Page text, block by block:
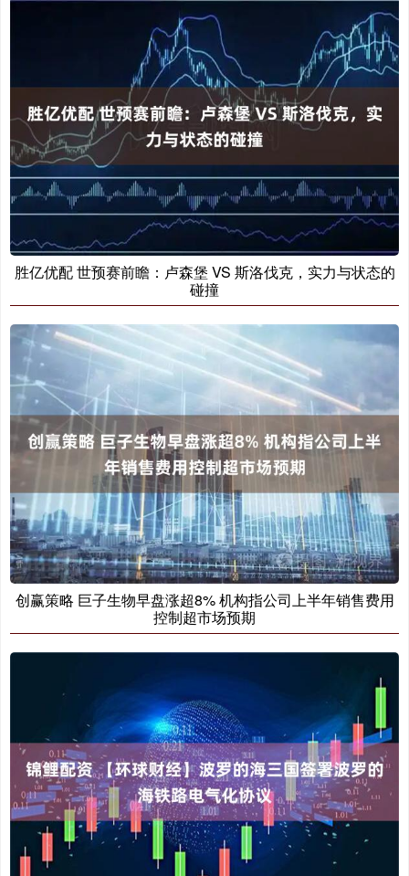
胜亿优配 世预赛前瞻：卢森堡 VS 斯洛伐克，实力与状态的
碰撞
创赢策略 巨子生物早盘涨超8% 机构指公司上半年销售费用
控制超市场预期